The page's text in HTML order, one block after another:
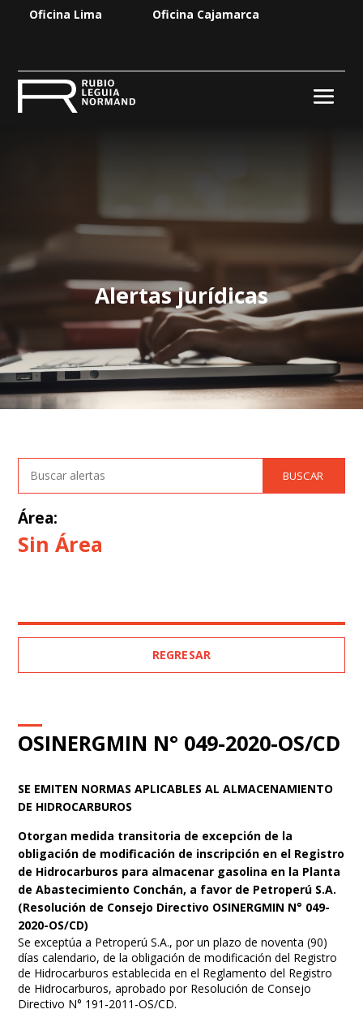
Oficina Lima Oficina Cajamarca
Alertas jurídicas
Área:
Sin Área
REGRESAR
OSINERGMIN N° 049-2020-OS/CD
SE EMITEN NORMAS APLICABLES AL ALMACENAMIENTO
DE HIDROCARBUROS
Otorgan medida transitoria de excepción de la
obligación de modificación de inscripción en el Registro
de Hidrocarburos para almacenar gasolina en la Planta
de Abastecimiento Conchán, a favor de Petroperú S.A.
(Resolución de Consejo Directivo OSINERGMIN N° 049-
2020-OS/CD)
Se exceptúa a Petroperú S.A., por un plazo de noventa (90)
días calendario, de la obligación de modificación del Registro
de Hidrocarburos establecida en el Reglamento del Registro
de Hidrocarburos, aprobado por Resolución de Consejo
Directivo N° 191-2011-OS/CD.